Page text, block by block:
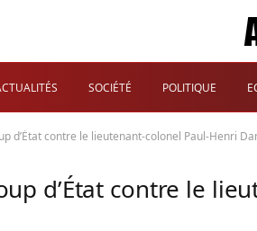
SOCIÉTÉ POLITIQUE
d’État contre le lieutenant-colonel Paul-Henri
d’État contre le